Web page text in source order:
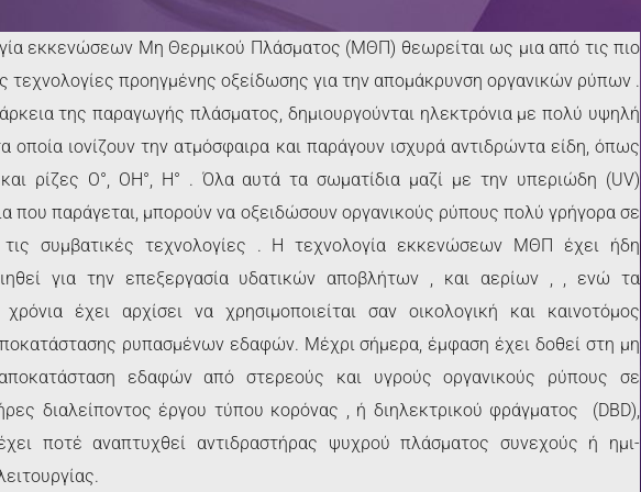
εκκενώσεων Μη Θερμικού Πλάσματος (ΜΘΠ) θεωρείται ως μια από τις πιο
τεχνολογίες προηγμένης οξείδωσης για την απομάκρυνση οργανικών ρύπων .
της παραγωγής πλάσματος, δημιουργούνται ηλεκτρόνια με πολύ υψηλή
οποία ιονίζουν την ατμόσφαιρα και παράγουν ισχυρά αντιδρώντα είδη, όπως
ρίζες O°, OH°, H° . Όλα αυτά τα σωματίδια μαζί με την υπεριώδη (UV)
που παράγεται, μπορούν να οξειδώσουν οργανικούς ρύπους πολύ γρήγορα σε
συμβατικές τεχνολογίες . Η τεχνολογία εκκενώσεων ΜΘΠ έχει ήδη
για την επεξεργασία υδατικών αποβλήτων , και αερίων , , ενώ τα
χρόνια έχει αρχίσει να χρησιμοποιείται σαν οικολογική και καινοτόμος
ρυπασμένων εδαφών. Μέχρι σήμερα, έμφαση έχει δοθεί στη μη
εδαφών από στερεούς και υγρούς οργανικούς ρύπους σε
διαλείποντος έργου τύπου κορόνας , ή διηλεκτρικού φράγματος (DBD),
ποτέ αναπτυχθεί αντιδραστήρας ψυχρού πλάσματος συνεχούς ή ημι-
accessibility.